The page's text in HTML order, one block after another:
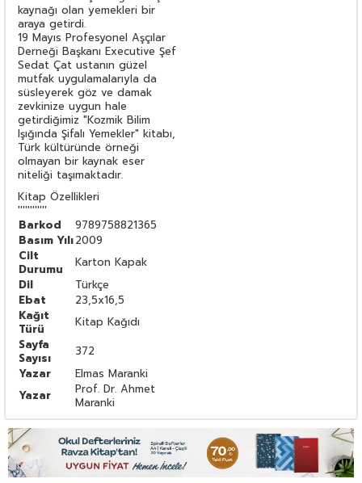
kaynağı olan yemekleri bir
araya getirdi.
19 Mayıs Profesyonel Aşçılar
Derneği Başkanı Executive Şef
Sedat Çat ustanın güzel
mutfak uygulamalarıyla da
süsleyerek göz ve damak
zevkinize uygun hale
getirdiğimiz "Kozmik Bilim
Işığında Şifalı Yemekler" kitabı,
Türk kültüründe örneği
olmayan bir kaynak eser
niteliği taşımaktadır.
Kitap Özellikleri
''''''''''''
Barkod
9789758821365
Basım Yılı2009
Cilt
Durumu
Karton Kapak
Dil
Türkçe
Ebat
23,5x16,5
Kağıt
Türü
Kitap Kağıdı
Sayfa
Sayısı
372
Yazar
Elmas Maranki
Yazar
Prof. Dr. Ahmet
Maranki